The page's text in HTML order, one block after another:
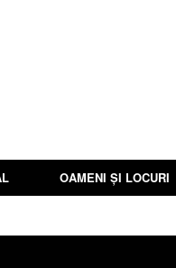
OAMENI ȘI LOCURI